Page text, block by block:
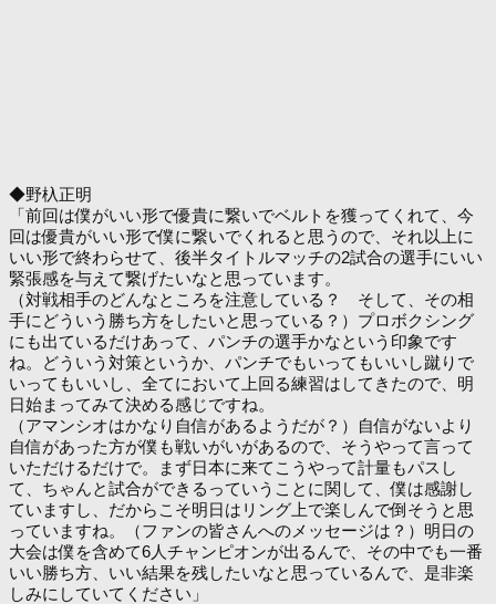
◆野杁正明
「前回は僕がいい形で優貴に繋いでベルトを獲ってくれて、今
回は優貴がいい形で僕に繋いでくれると思うので、それ以上に
いい形で終わらせて、後半タイトルマッチの2試合の選手にいい
緊張感を与えて繋げたいなと思っています。
（対戦相手のどんなところを注意している？ そして、その相
手にどういう勝ち方をしたいと思っている？）プロボクシング
にも出ているだけあって、パンチの選手かなという印象です
ね。どういう対策というか、パンチでもいってもいいし蹴りで
いってもいいし、全てにおいて上回る練習はしてきたので、明
日始まってみて決める感じですね。
（アマンシオはかなり自信があるようだが？）自信がないより
自信があった方が僕も戦いがいがあるので、そうやって言って
いただけるだけで。まず日本に来てこうやって計量もパスし
て、ちゃんと試合ができるっていうことに関して、僕は感謝し
ていますし、だからこそ明日はリング上で楽しんで倒そうと思
っていますね。（ファンの皆さんへのメッセージは？）明日の
大会は僕を含めて6人チャンピオンが出るんで、その中でも一番
いい勝ち方、いい結果を残したいなと思っているんで、是非楽
しみにしていてください」